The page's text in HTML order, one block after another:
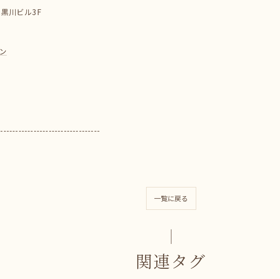
川ビル3F
一覧に戻る
関連タグ